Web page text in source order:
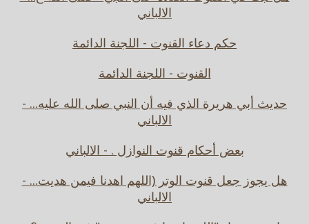
الالباني
حكم دعاء القنوت - اللجنة الدائمة
القنوت - اللجنة الدائمة
حديث أبي هريرة الذي فيه أن النبي صلى الله عليه... -
الالباني
بعض أحكام قنوت النوازل . - الالباني
هل يجوز جعل قنوت الوتر (اللهم اهدنا فيمن هديت... -
الالباني